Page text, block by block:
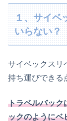
１、サイベ
いらない？
サイベックスリ
持ち運びできる
トラベルバック
ックのようにベ